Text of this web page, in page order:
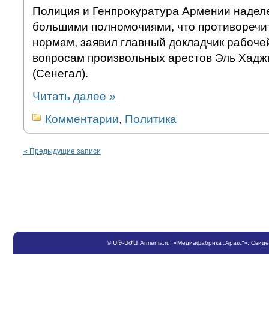
Полиция и Генпрокуратура Армении
большими полномочиями, что
нормам, заявил главный докладчик
вопросам произвольных арестов Эль
(Сенегал).
Читать далее »
Комментарии, Политика
« Предыдущие записи
©ՍԹ-ՍԺԱ Armenia.ru , «Медиафабрика „Аракс“».